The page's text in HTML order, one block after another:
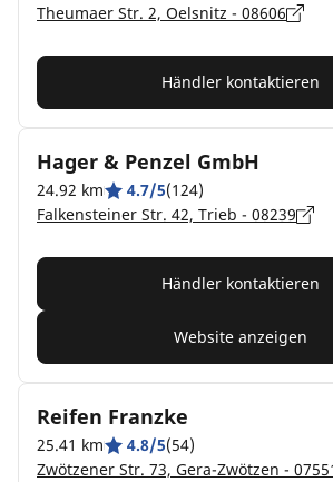
Theumaer Str. 2, Oelsnitz - 08606
Händler kontaktieren
Hager & Penzel GmbH
24.92 km 4.7/5(124)
Falkensteiner Str. 42, Trieb - 08239
Händler kontaktieren
Website anzeigen
Reifen Franzke
25.41 km 4.8/5(54)
Zwötzener Str. 73, Gera-Zwötzen -